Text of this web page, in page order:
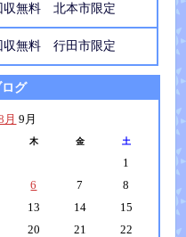
収無料 北本市限定
収無料 行田市限定
グ
月 9月
木 金 土
1
6 7
8
13 14
15
20 21
22